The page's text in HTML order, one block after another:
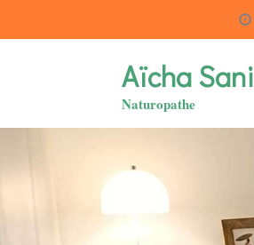
Aïcha Sani
Naturopathe